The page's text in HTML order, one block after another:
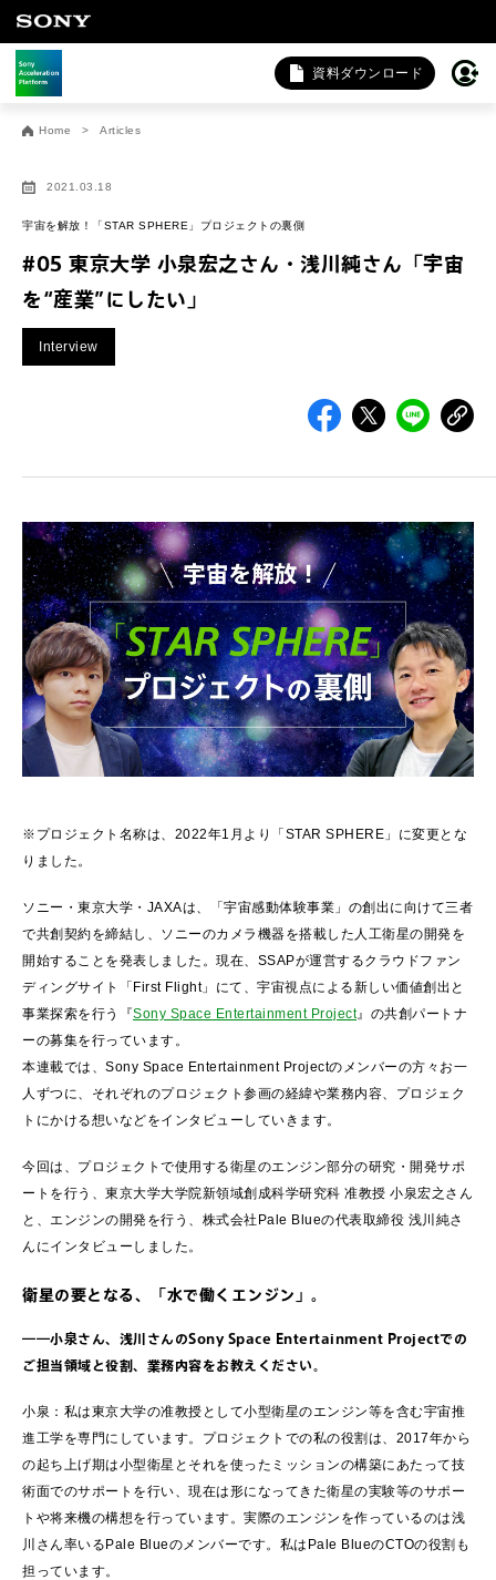
資料ダウンロード
Home Articles
2021.03.18
宇宙を解放！「STAR SPHERE」プロジェクトの裏側
#05 東京大学 小泉宏之さん・浅川純さん「宇宙
を“産業”にしたい」
Interview
※プロジェクト名称は、2022年1月より「STAR SPHERE」に変更とな
りました。
ソニー・東京大学・JAXAは、「宇宙感動体験事業」の創出に向けて三者
で共創契約を締結し、ソニーのカメラ機器を搭載した人工衛星の開発を
開始することを発表しました。現在、SSAPが運営するクラウドファン
ディングサイト「First Flight」にて、宇宙視点による新しい価値創出と
事業探索を行う『Sony Space Entertainment Project』の共創パートナ
ーの募集を行っています。
本連載では、Sony Space Entertainment Projectのメンバーの方々お一
人ずつに、それぞれのプロジェクト参画の経緯や業務内容、プロジェク
トにかける想いなどをインタビューしていきます。
今回は、プロジェクトで使用する衛星のエンジン部分の研究・開発サポ
ートを行う、東京大学大学院新領域創成科学研究科 准教授 小泉宏之さん
と、エンジンの開発を行う、株式会社Pale Blueの代表取締役 浅川純さ
んにインタビューしました。
衛星の要となる、「水で働くエンジン」。
――小泉さん、浅川さんのSony Space Entertainment Projectでの
ご担当領域と役割、業務内容をお教えください。
小泉：私は東京大学の准教授として小型衛星のエンジン等を含む宇宙推
進工学を専門にしています。プロジェクトでの私の役割は、2017年から
の起ち上げ期は小型衛星とそれを使ったミッションの構築にあたって技
術面でのサポートを行い、現在は形になってきた衛星の実験等のサポー
トや将来機の構想を行っています。実際のエンジンを作っているのは浅
川さん率いるPale Blueのメンバーです。私はPale BlueのCTOの役割も
担っています。
お問い合わせ
法人向けサービスに関するご相談・お問い合わせは以下のボタ
法人お問い合わせ
FAQ&個人お問い合わせは以下のボタンからお願いします。
FAQ & 個人お問い合わせ